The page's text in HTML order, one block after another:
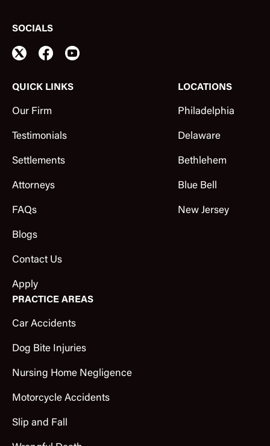
QUICK LINKS
Our Firm
Testimonials
Settlements
Attorneys
FAQs
Blogs
Contact Us
Apply
LOCATIONS
Philadelphia
Delaware
Bethlehem
Blue Bell
New Jersey
PRACTICE AREAS
Car Accidents
Dog Bite Injuries
Nursing Home Negligence
Motorcycle Accidents
Slip and Fall
SOCIALS